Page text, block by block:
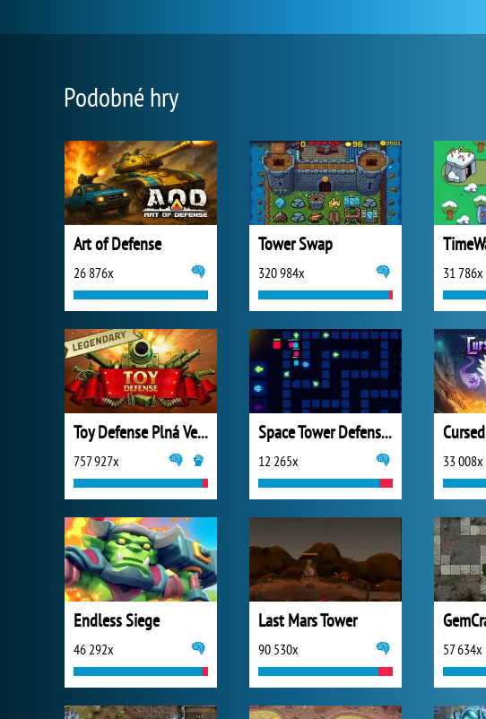
Podobné hry
Art of Defense
26 876x
Tower Swap
320 984x 31 786x
Toy Defense Plná Verze
757 927x
Space Tower Defense 2
12 265x 33 008x
Endless Siege
46 292x
Last Mars Tower
90 530x 57 634x